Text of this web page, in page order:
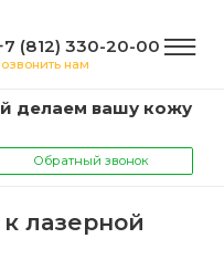
(812) 330-20-00
нам
делаем вашу кожу
Обратный звонок
лазерной